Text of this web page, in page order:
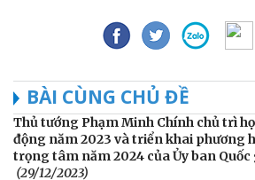
BÀI CÙNG CHỦ ĐỀ
Thủ tướng Phạm Minh Chính chủ trì
động năm 2023 và triển khai phương
trọng tâm năm 2024 của Ủy ban Quốc
(29/12/2023)